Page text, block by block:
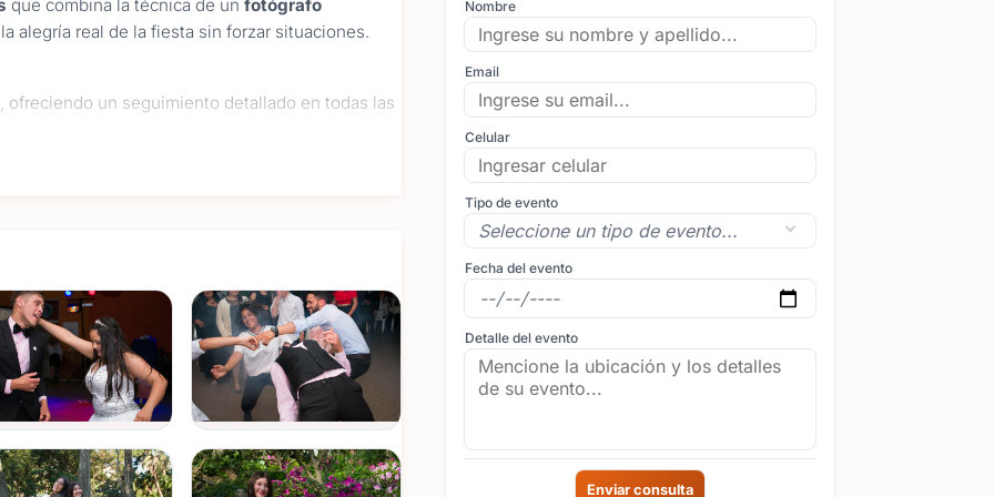
que combina la técnica de un fotógrafo
alegría real de la fiesta sin forzar situaciones.
ofreciendo un seguimiento detallado en todas las
de la quinceañera. También incluimos una
la familia más cercana antes de la gran
, realizo un seguimiento completo de la
supuesto, el baile con amigos, donde
archivos digitales, ofrecemos la producción
el diseño de Foto Librosde alta gama
Nombre
Email
Celular
Tipo de evento
Fecha del evento
Detalle del evento
Enviar consulta